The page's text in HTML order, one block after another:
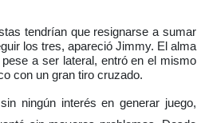
tendrían que resignarse a sumar
los tres, apareció Jimmy. El alma
a ser lateral, entró en el mismo
con un gran tiro cruzado.
ningún interés en generar juego,